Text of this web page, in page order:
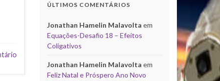
ÚLTIMOS COMENTÁRIOS
Jonathan Hamelin Malavolta em
Equações-Desafio 18 – Efeitos
Coligativos
Jonathan Hamelin Malavolta em
Feliz Natal e Próspero Ano Novo